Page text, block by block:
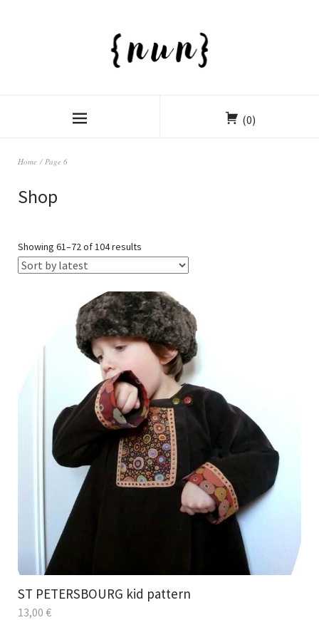
(0)
Home / Page 6
Shop
Showing 61–72 of 104 results
ST PETERSBOURG kid pattern
13,00 €